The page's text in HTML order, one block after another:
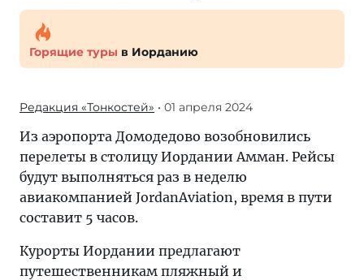
Горящие туры в Иорданию
Редакция «Тонкостей» • 01 апреля 2024
Из аэропорта Домодедово возобновились
перелеты в столицу Иордании Амман. Рейсы
будут выполняться раз в неделю
авиакомпанией JordanAviation, время в пути
составит 5 часов.
Курорты Иордании предлагают
путешественникам пляжный и